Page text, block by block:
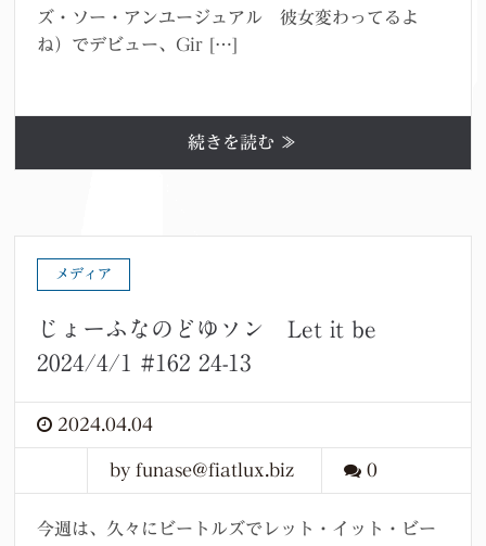
ズ・ソー・アンユージュアル 彼女変わってるよ
ね）でデビュー、Gir […]
続きを読む ≫
メディア
じょーふなのどゆソン Let it be
2024/4/1 #162 24-13
2024.04.04
by funase@fiatlux.biz 0
今週は、久々にビートルズでレット・イット・ビー